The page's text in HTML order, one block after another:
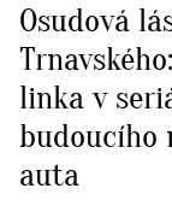
Všechny
Rozhovory
RETROHUBKY
PSYCHOLOGIE
Všechny
ZDRAVÍ
Osudová
linka v
budoucího
auta